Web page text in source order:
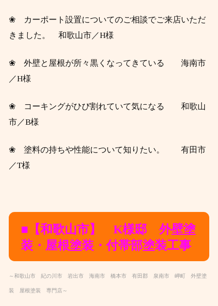
❀ カーポート設置についてのご相談でご来店いただ
きました。 和歌山市／H様
❀ 外壁と屋根が所々黒くなってきている 海南市
／H様
❀ コーキングがひび割れていて気になる 和歌山
市／B様
❀ 塗料の持ちや性能について知りたい。 有田市
／T様
■【和歌山市】 K様邸 外壁塗
装・屋根塗装・付帯部塗装工事
～和歌山市 紀の川市 岩出市 海南市 橋本市 有田郡 泉南市 岬町 外壁塗
装 屋根塗装 専門店～